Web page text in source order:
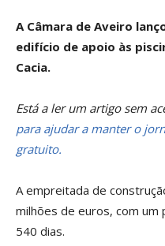
A Câmara de Aveiro
edifício de apoio às
Cacia.
Está a ler um artigo sem
para ajudar a manter o
gratuito.
A empreitada de
milhões de euros, com
540 dias.